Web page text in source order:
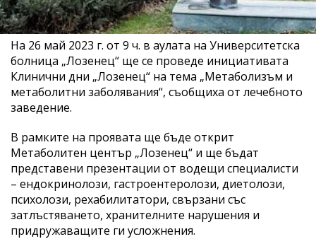
На 26 май 2023 г. от 9 ч. в аулата на Университетска
болница „Лозенец“ ще се проведе инициативата
Клинични дни „Лозенец“ на тема „Метаболизъм и
метаболитни заболявания“, съобщиха от лечебното
заведение.
В рамките на проявата ще бъде открит
Метаболитен център „Лозенец“ и ще бъдат
представени презентации от водещи специалисти
– ендокринолози, гастроентеролози, диетолози,
психолози, рехабилитатори, свързани със
затлъстяването, хранителните нарушения и
придружаващите ги усложнения.